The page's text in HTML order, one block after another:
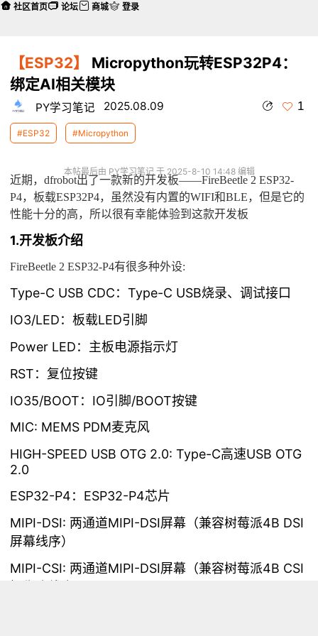
【ESP32】
Micropython玩转ESP32P4：
绑定AI相关模块
PY学习笔记 2025.08.09 1
#ESP32 #Micropython
本帖最后由 PY学习笔记 于 2025-8-10 14:48 编辑
近期，dfrobot出了一款新的开发板——FireBeetle 2 ESP32-
P4，板载ESP32P4，虽然没有内置的WIFI和BLE，但是它的
性能十分的高，所以很有幸能体验到这款开发板
1.开发板介绍
FireBeetle 2 ESP32-P4有很多种外设:
Type-C USB CDC：Type-C USB烧录、调试接口
IO3/LED：板载LED引脚
Power LED：主板电源指示灯
RST：复位按键
IO35/BOOT：IO引脚/BOOT按键
MIC: MEMS PDM麦克风
HIGH-SPEED USB OTG 2.0: Type-C高速USB OTG
2.0
ESP32-P4：ESP32-P4芯片
MIPI-DSI: 两通道MIPI-DSI屏幕（兼容树莓派4B DSI
屏幕线序）
MIPI-CSI: 两通道MIPI-DSI屏幕（兼容树莓派4B CSI
社区首页 论坛 商城 登录